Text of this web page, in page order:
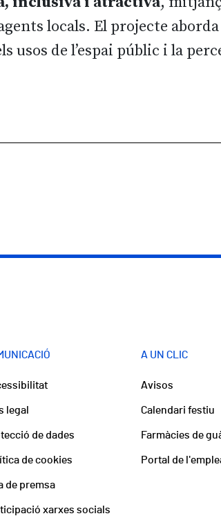
locals. El projecte
usos de l’espai públic i la
legal
de dades
de cookies
de premsa
xarxes socials
A UN CLIC
Avisos
Calendari festiu
Farmàcies de
Portal de